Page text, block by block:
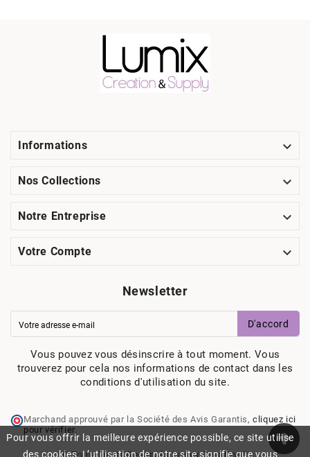
Pour vous offrir la meilleure expérience possible, ce site utilise
des cookies. L’utilisation de notre site signifie que vous
Informations 
Nos Collections 
Notre Entreprise 
Votre Compte 
Newsletter
D'accord
Vous pouvez vous désinscrire à tout moment. Vous
trouverez pour cela nos informations de contact dans les
conditions d'utilisation du site.
Marchand approuvé par la Société des Avis Garantis,cliquez ici
pour vérifier.